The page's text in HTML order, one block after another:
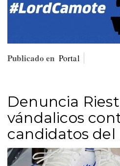
Publicado en Portal
Denuncia
vándalicos
candidatos del